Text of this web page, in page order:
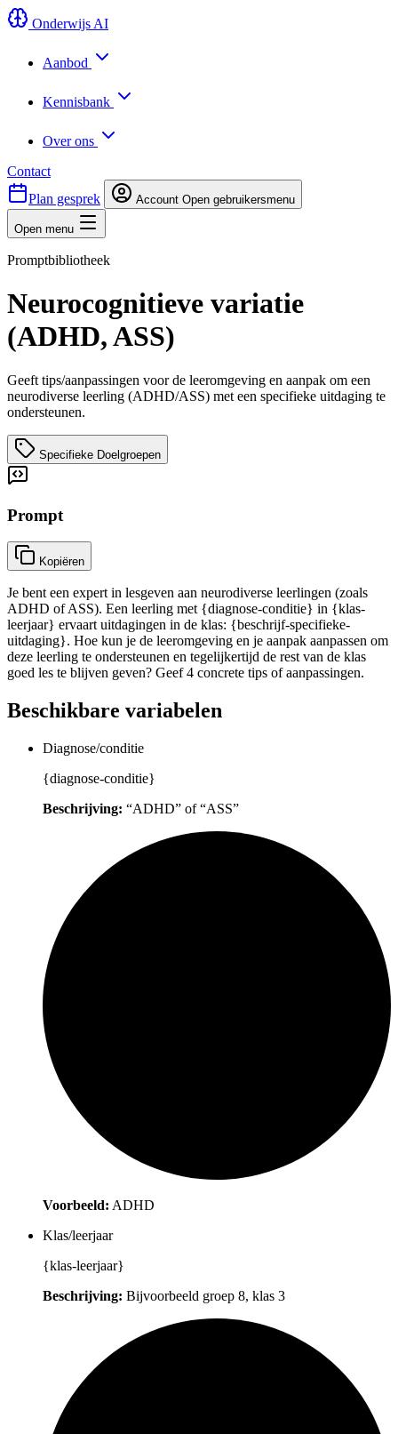
Onderwijs AI
Aanbod
Kennisbank
Over ons
Contact
Plan gesprek
Account Open gebruikersmenu
Open menu
Promptbibliotheek
Neurocognitieve variatie
(ADHD, ASS)
Geeft tips/aanpassingen voor de leeromgeving en aanpak om een
neurodiverse leerling (ADHD/ASS) met een specifieke uitdaging te
ondersteunen.
Specifieke Doelgroepen
Prompt
Kopiëren
Je bent een expert in lesgeven aan neurodiverse leerlingen (zoals
ADHD of ASS). Een leerling met {diagnose-conditie} in {klas-
leerjaar} ervaart uitdagingen in de klas: {beschrijf-specifieke-
uitdaging}. Hoe kun je de leeromgeving en je aanpak aanpassen om
deze leerling te ondersteunen en tegelijkertijd de rest van de klas
goed les te blijven geven? Geef 4 concrete tips of aanpassingen.
Beschikbare variabelen
Diagnose/conditie
{diagnose-conditie}
Beschrijving: “ADHD” of “ASS”
Voorbeeld: ADHD
Klas/leerjaar
{klas-leerjaar}
Beschrijving: Bijvoorbeeld groep 8, klas 3